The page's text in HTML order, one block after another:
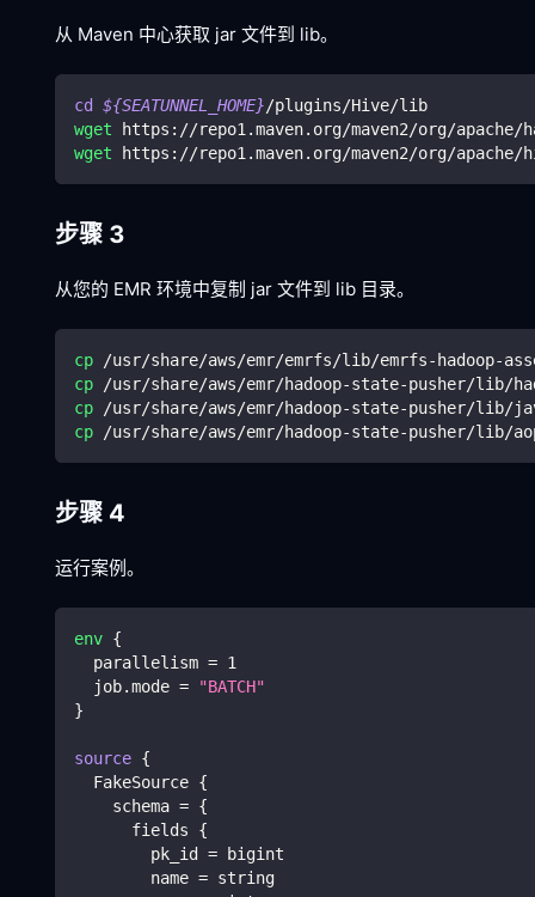
从 Maven 中心获取 jar 文件到 lib。
cd ${SEATUNNEL_HOME}/plugins/Hive/lib
wget https://repo1.maven.org/maven2/org/apache/
wget https://repo1.maven.org/maven2/org/
步骤 3
从您的 EMR 环境中复制 jar 文件到 lib 目录。
cp /usr/share/aws/emr/emrfs/lib/emrfs-hadoop-
cp /usr/share/aws/emr/hadoop-state-pusher/lib/
cp /usr/share/aws/emr/hadoop-state-pusher/
cp /usr/share/aws/emr/hadoop-state-pusher/lib/
步骤 4
运行案例。
env {
  parallelism
= 1
  job.mode
=
"BATCH"
}
source {
  FakeSource
{
    schema
= {
      fields
{
        pk_id
= bigint
        name
= string